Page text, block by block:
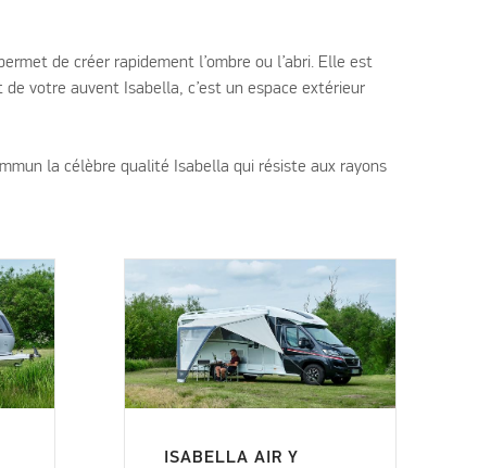
de créer rapidement l’ombre ou l’abri. Elle est
votre auvent Isabella, c’est un espace extérieur
la célèbre qualité Isabella qui résiste aux rayons
ISABELLA AIR Y